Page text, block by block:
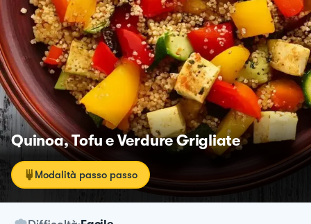
Quinoa, Tofu e Verdure Grigliate
Modalità passo passo